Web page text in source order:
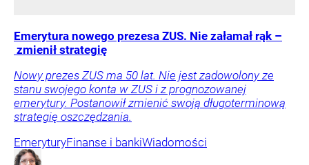
Emerytura nowego prezesa ZUS. Nie załamał rąk –
zmienił strategię
Nowy prezes ZUS ma 50 lat. Nie jest zadowolony ze
stanu swojego konta w ZUS i z prognozowanej
emerytury. Postanowił zmienić swoją długoterminową
strategię oszczędzania.
EmeryturyFinanse i bankiWiadomości